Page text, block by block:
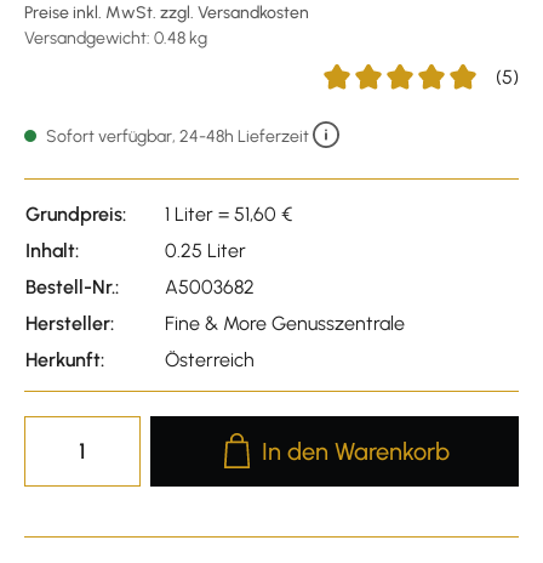
Preise inkl. MwSt. zzgl. Versandkosten
Versandgewicht: 0.48 kg
(5)
Sofort verfügbar, 24-48h Lieferzeit
Grundpreis:
1 Liter = 51,60 €
Inhalt:
0.25 Liter
Bestell-Nr.:
A5003682
Hersteller:
Fine & More Genusszentrale
Herkunft:
Österreich
Produkt Anzahl: Gib den
In den Warenkorb